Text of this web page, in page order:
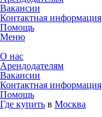
Вакансии
Контактная информация
Помощь
Меню
О нас
Арендодателям
Вакансии
Контактная информация
Помощь
Где купить в Москва